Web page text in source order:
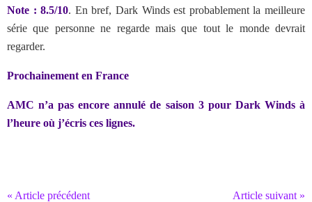
Note : 8.5/10. En bref, Dark Winds est probablement la meilleure
série que personne ne regarde mais que tout le monde devrait
regarder.
Prochainement en France
AMC n’a pas encore annulé de saison 3 pour Dark Winds à
l’heure où j’écris ces lignes.
« Article précédent
Article suivant »